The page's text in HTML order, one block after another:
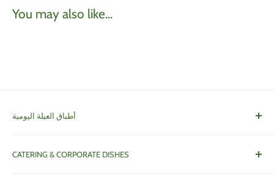
You may also like...
أطباق العيلة اليومية
CATERING & CORPORATE DISHES